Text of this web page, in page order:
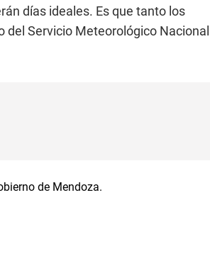
días ideales. Es que tanto los
Servicio Meteorológico Nacional